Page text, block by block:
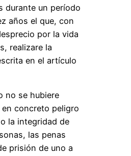
durante un período
años el que, con
por la vida
realizare la
en el artículo
no se hubiere
en concreto peligro
la integridad de
las penas
prisión de uno a